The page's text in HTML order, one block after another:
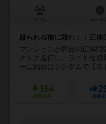
殺られる前に殺れ！！正体
マンションが舞台の正体
クサク進行し、ライトな
ーは始めにランダムで【ス
164
興味あり 経験あ